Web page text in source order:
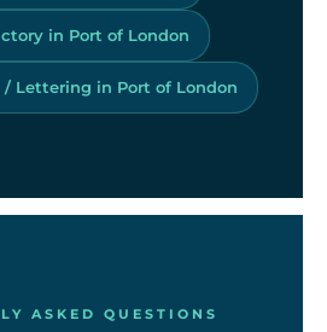
in Port of London
Lettering in Port of London
ASKED QUESTIONS